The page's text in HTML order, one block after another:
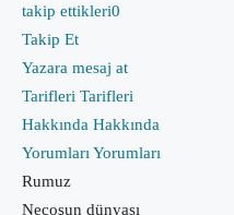
takip ettikleri0
Takip Et
Yazara mesaj at
Tarifleri Tarifleri
Hakkında Hakkında
Yorumları Yorumları
Rumuz
Necoşun dünyası